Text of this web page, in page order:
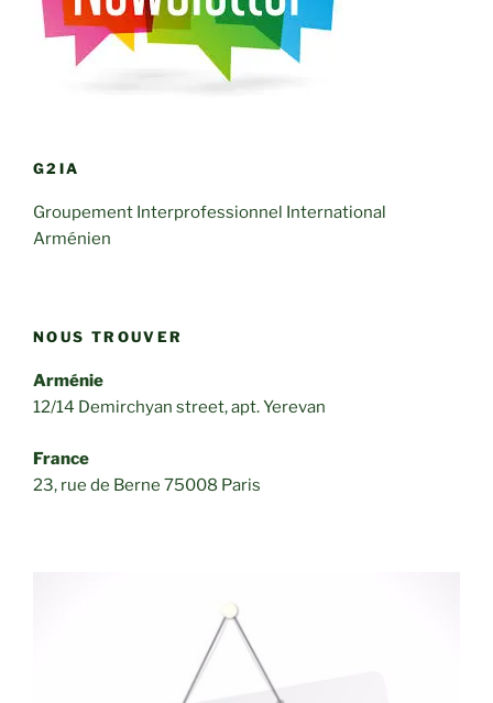
G2IA
Groupement Interprofessionnel International
Arménien
NOUS TROUVER
Arménie
12/14 Demirchyan street, apt. Yerevan
France
23, rue de Berne 75008 Paris